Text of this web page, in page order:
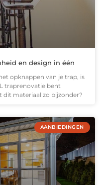
en design in één
opknappen van je trap, is
traprenovatie bent
materiaal zo bijzonder?
AANBIEDINGEN